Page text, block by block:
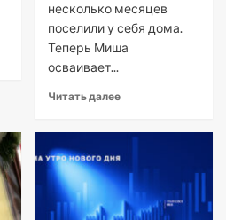
несколько месяцев
поселили у себя дома.
Теперь Миша
осваивает...
Читать далее